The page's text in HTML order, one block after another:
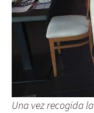
Una vez recogida